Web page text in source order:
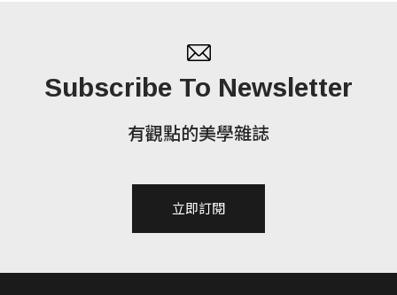
Subscribe To Newsletter
有觀點的美學雜誌
立即訂閱